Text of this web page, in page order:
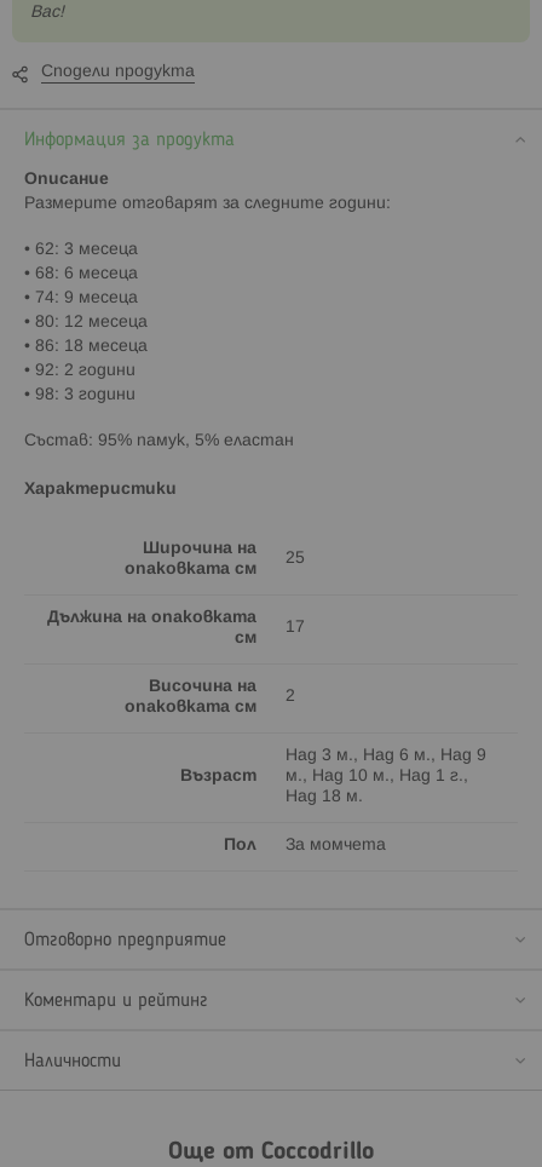
Вас!
Сподели продукта
Информация за продукта
Описание
Paзмepитe oтгoвapят зa cлeднитe гoдини:
• 62: 3 мeceцa
• 68: 6 мeceцa
• 74: 9 мeceцa
• 80: 12 мeceцa
• 86: 18 мeceцa
• 92: 2 години
• 98: 3 години
Състав: 95% памук, 5% еластан
Характеристики
Широчина на
опаковката см
25
Дължина на опаковката
см
17
Височина на
опаковката см
2
Възраст
Над 3 м., Над 6 м., Над 9
м., Над 10 м., Над 1 г.,
Над 18 м.
Пол За момчета
Отговорно предприятие
Коментари и рейтинг
Наличности
Още от Coccodrillo